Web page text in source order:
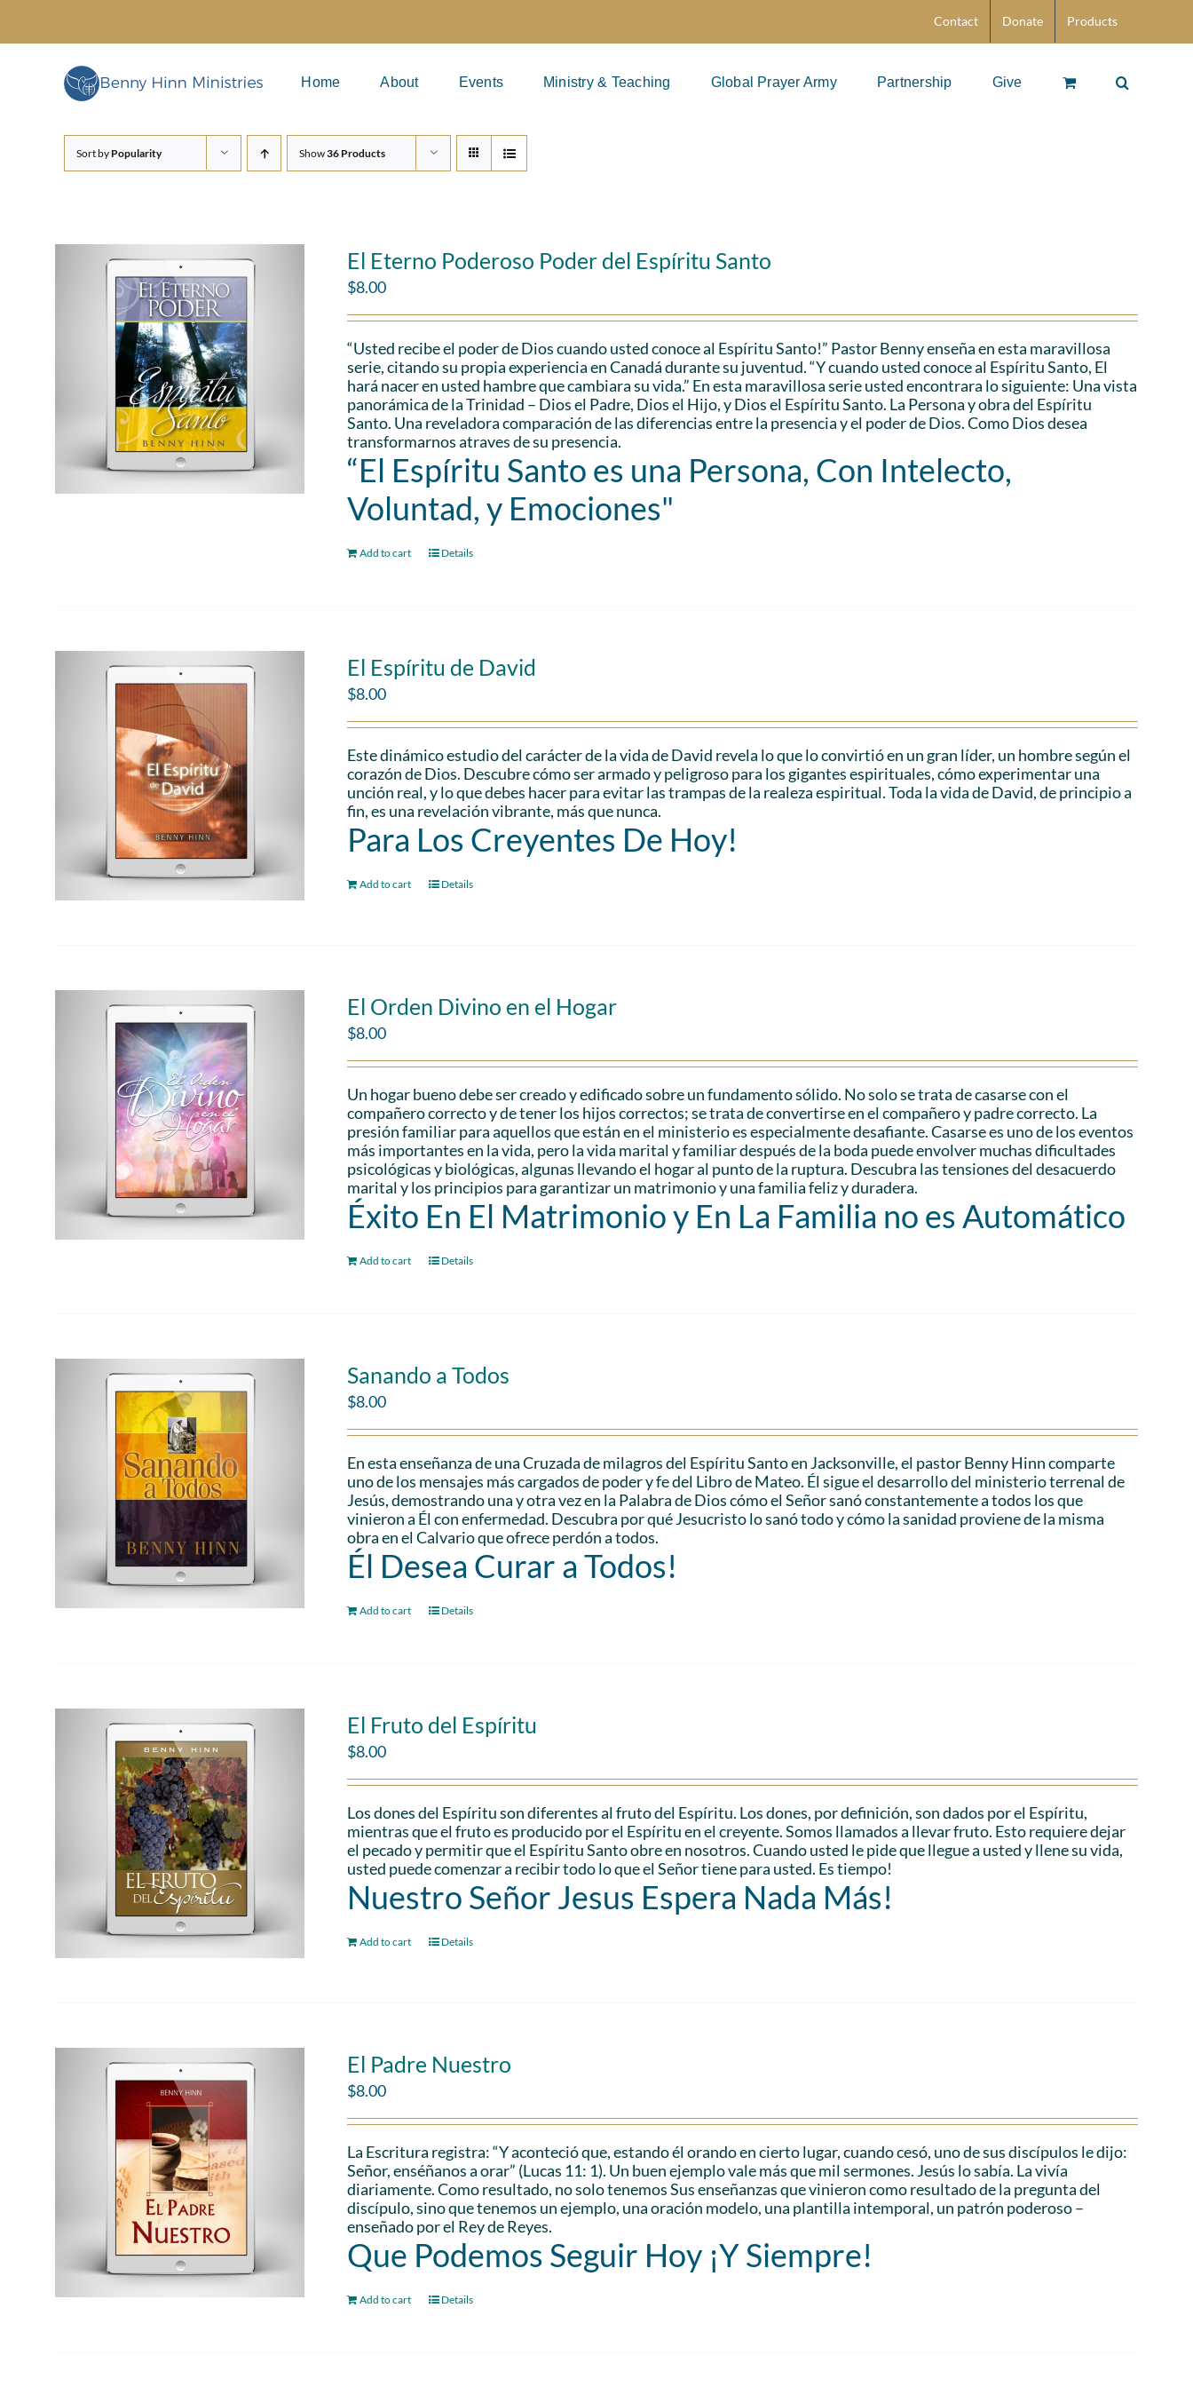
content
Contact Donate Products
Home About Events Ministry & Teaching Global Prayer Army Partnership Give
Sort by Popularity Show36 Products
El Eterno Poderoso Poder del Espíritu Santo
$8.00
“Usted recibe el poder de Dios cuando usted conoce al Espíritu Santo!” Pastor Benny enseña en esta maravillosa
serie, citando su propia experiencia en Canadá durante su juventud. “Y cuando usted conoce al Espíritu Santo, El
hará nacer en usted hambre que cambiara su vida.” En esta maravillosa serie usted encontrara lo siguiente: Una vista
panorámica de la Trinidad – Dios el Padre, Dios el Hijo, y Dios el Espíritu Santo. La Persona y obra del Espíritu
Santo. Una reveladora comparación de las diferencias entre la presencia y el poder de Dios. Como Dios desea
transformarnos atraves de su presencia.
“El Espíritu Santo es una Persona, Con Intelecto,
Voluntad, y Emociones"
Add to cart Details
El Espíritu de David
$8.00
Este dinámico estudio del carácter de la vida de David revela lo que lo convirtió en un gran líder, un hombre según el
corazón de Dios. Descubre cómo ser armado y peligroso para los gigantes espirituales, cómo experimentar una
unción real, y lo que debes hacer para evitar las trampas de la realeza espiritual. Toda la vida de David, de principio a
fin, es una revelación vibrante, más que nunca.
Para Los Creyentes De Hoy!
Add to cart Details
El Orden Divino en el Hogar
$8.00
Un hogar bueno debe ser creado y edificado sobre un fundamento sólido. No solo se trata de casarse con el
compañero correcto y de tener los hijos correctos; se trata de convertirse en el compañero y padre correcto. La
presión familiar para aquellos que están en el ministerio es especialmente desafiante. Casarse es uno de los eventos
más importantes en la vida, pero la vida marital y familiar después de la boda puede envolver muchas dificultades
psicológicas y biológicas, algunas llevando el hogar al punto de la ruptura. Descubra las tensiones del desacuerdo
marital y los principios para garantizar un matrimonio y una familia feliz y duradera.
Éxito En El Matrimonio y En La Familia no es Automático
Add to cart Details
Sanando a Todos
$8.00
En esta enseñanza de una Cruzada de milagros del Espíritu Santo en Jacksonville, el pastor Benny Hinn comparte
uno de los mensajes más cargados de poder y fe del Libro de Mateo. Él sigue el desarrollo del ministerio terrenal de
Jesús, demostrando una y otra vez en la Palabra de Dios cómo el Señor sanó constantemente a todos los que
vinieron a Él con enfermedad. Descubra por qué Jesucristo lo sanó todo y cómo la sanidad proviene de la misma
obra en el Calvario que ofrece perdón a todos.
Él Desea Curar a Todos!
Add to cart Details
El Fruto del Espíritu
$8.00
Los dones del Espíritu son diferentes al fruto del Espíritu. Los dones, por definición, son dados por el Espíritu,
mientras que el fruto es producido por el Espíritu en el creyente. Somos llamados a llevar fruto. Esto requiere dejar
el pecado y permitir que el Espíritu Santo obre en nosotros. Cuando usted le pide que llegue a usted y llene su vida,
usted puede comenzar a recibir todo lo que el Señor tiene para usted. Es tiempo!
Nuestro Señor Jesus Espera Nada Más!
Add to cart Details
El Padre Nuestro
$8.00
La Escritura registra: “Y aconteció que, estando él orando en cierto lugar, cuando cesó, uno de sus discípulos le dijo:
Señor, enséñanos a orar” (Lucas 11: 1). Un buen ejemplo vale más que mil sermones. Jesús lo sabía. La vivía
diariamente. Como resultado, no solo tenemos Sus enseñanzas que vinieron como resultado de la pregunta del
discípulo, sino que tenemos un ejemplo, una oración modelo, una plantilla intemporal, un patrón poderoso –
enseñado por el Rey de Reyes.
Que Podemos Seguir Hoy ¡Y Siempre!
Add to cart Details